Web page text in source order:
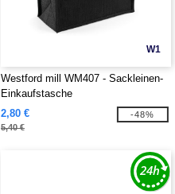
W1
Westford mill WM407 - Sackleinen-
Einkaufstasche
2,80 €
5,40 €
-48%